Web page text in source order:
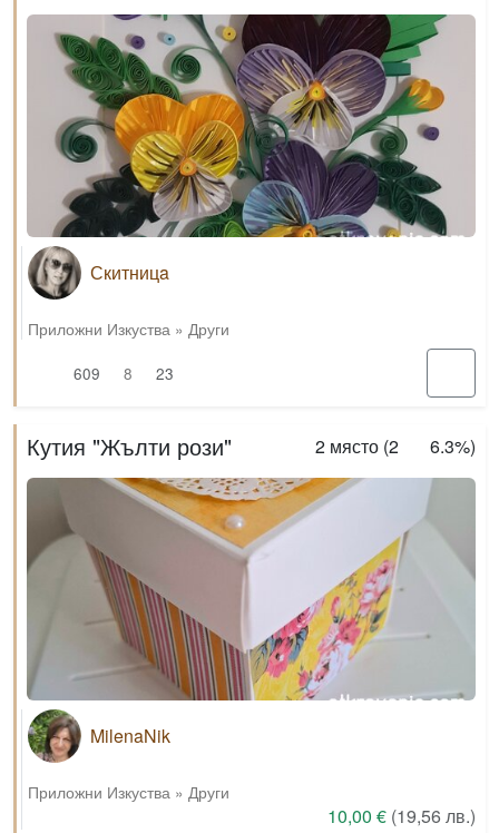
Скитницa
Приложни Изкуства » Други
609
8 23
2 място (2 6.3%)
Кутия "Жълти рози"
MilenaNik
Приложни Изкуства » Други
10,00 € (19,56 лв.)